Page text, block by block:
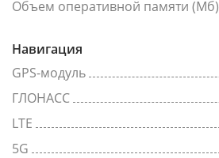
Объем оперативной памяти (Мб)
Навигация
GPS-модуль
ГЛОНАСС
LTE
5G